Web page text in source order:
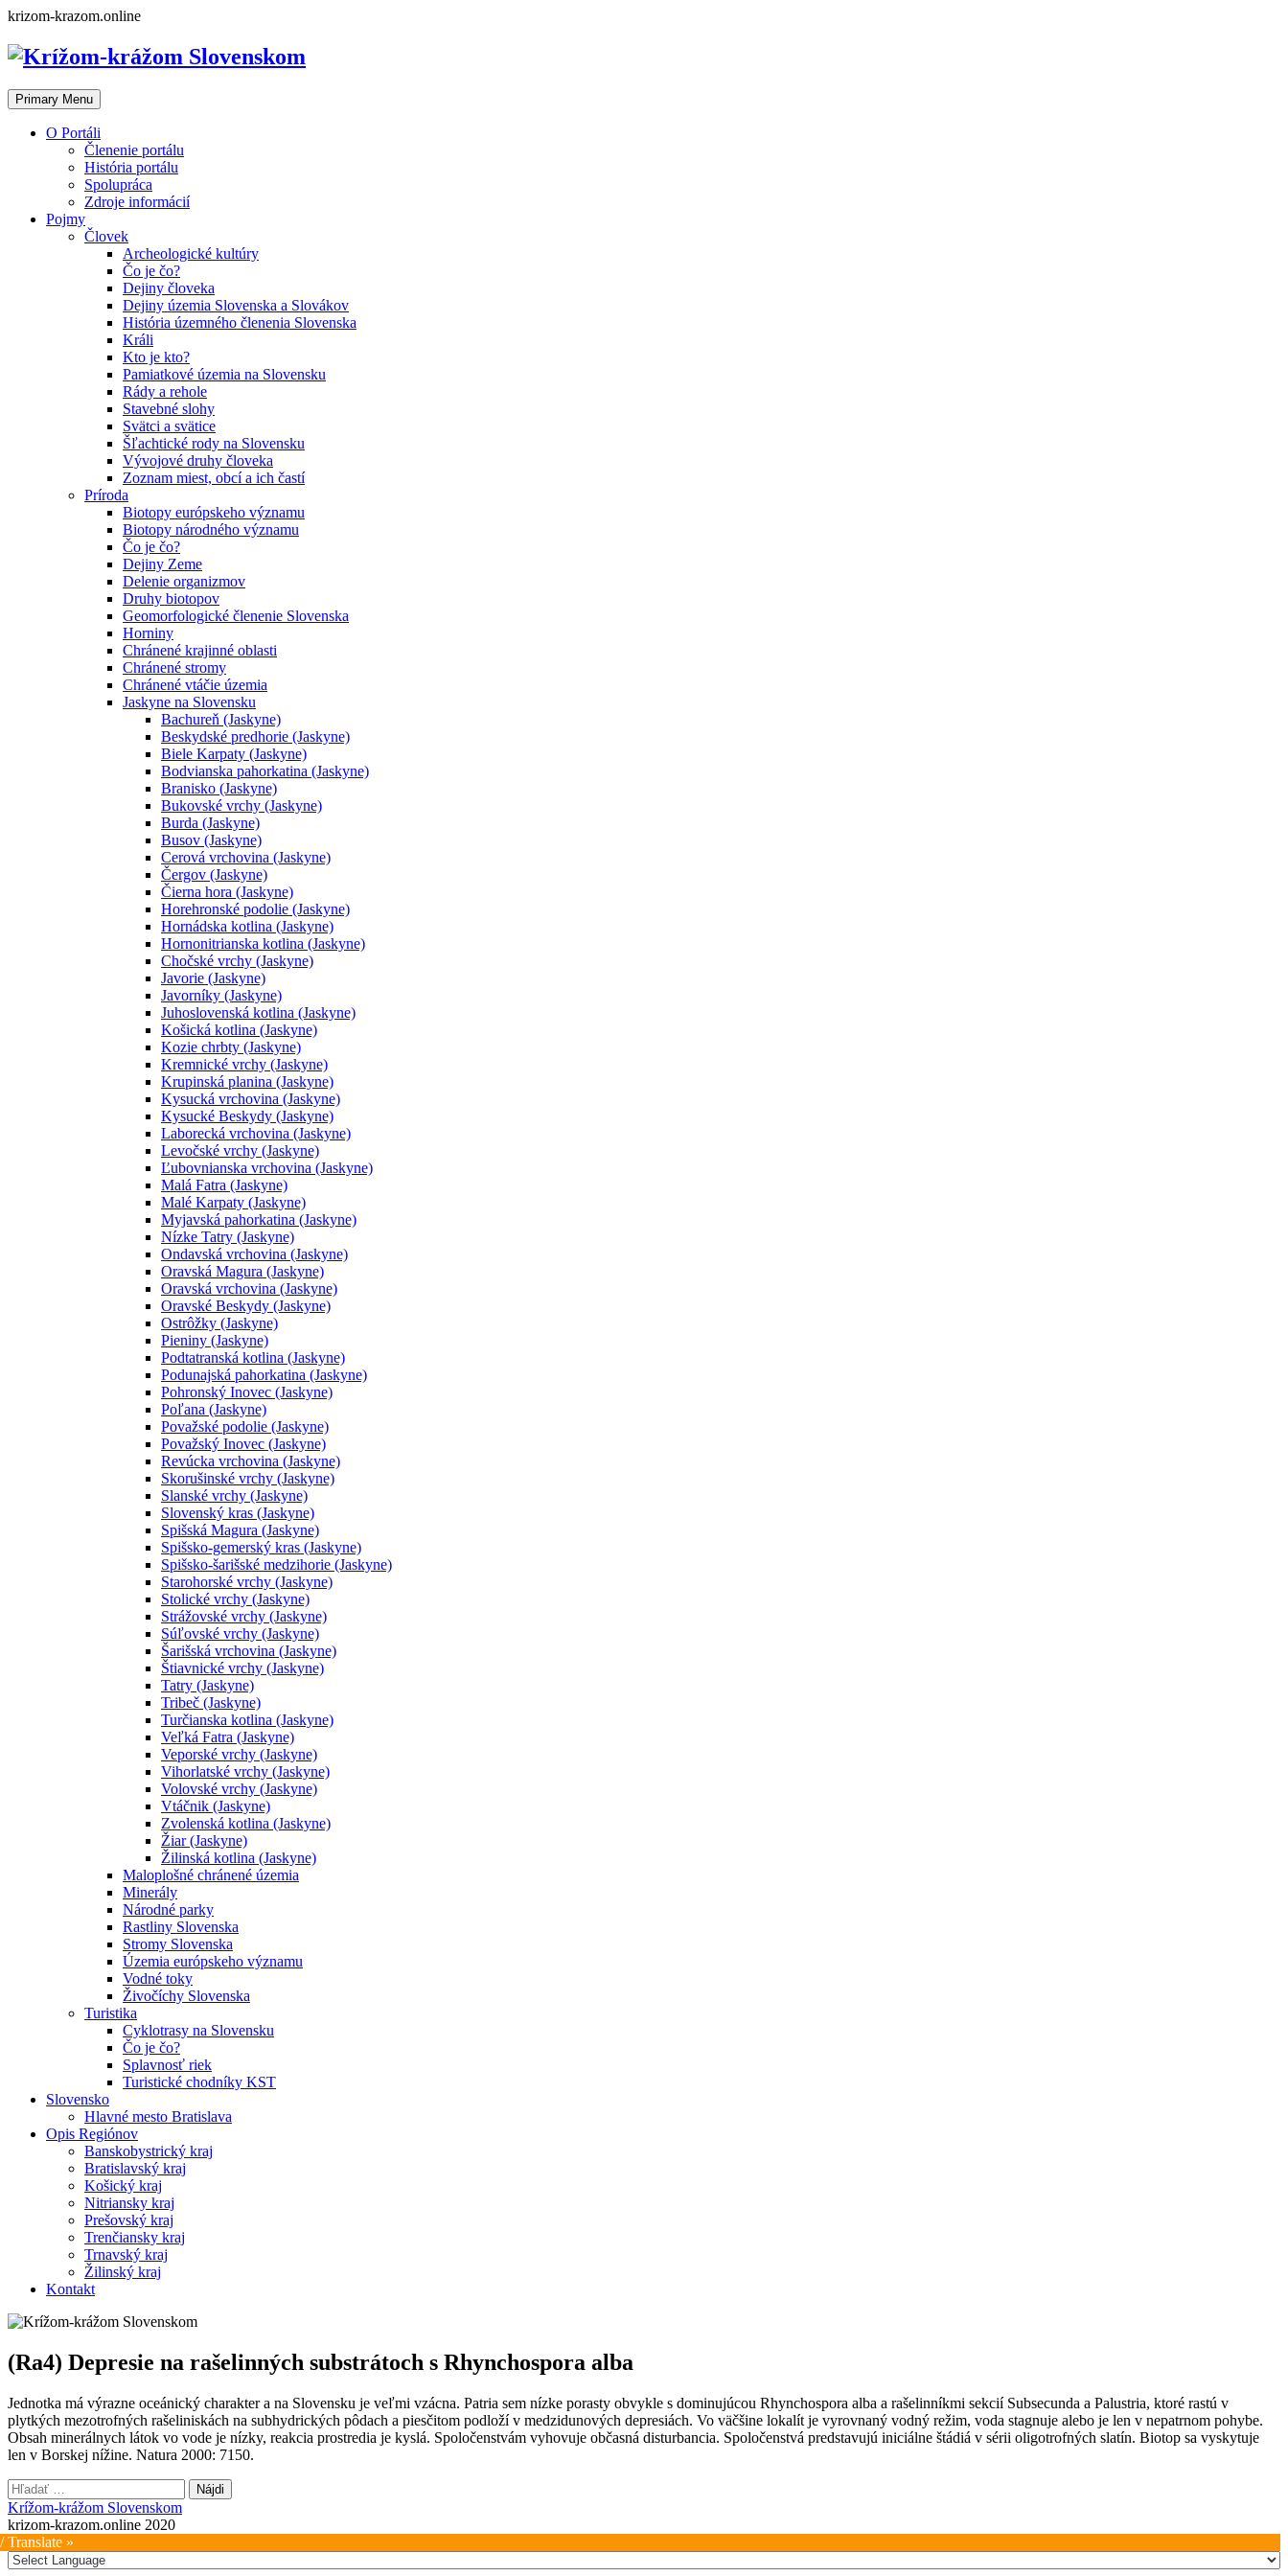
Skip
content
krizom-krazom.online
Primary Menu
O Portáli
Členenie portálu
História portálu
Spolupráca
Zdroje informácií
Pojmy
Človek
Archeologické kultúry
Čo je čo?
Dejiny človeka
Dejiny územia Slovenska a Slovákov
História územného členenia Slovenska
Králi
Kto je kto?
Pamiatkové územia na Slovensku
Rády a rehole
Stavebné slohy
Svätci a svätice
Šľachtické rody na Slovensku
Vývojové druhy človeka
Zoznam miest, obcí a ich častí
Príroda
Biotopy európskeho významu
Biotopy národného významu
Čo je čo?
Dejiny Zeme
Delenie organizmov
Druhy biotopov
Geomorfologické členenie Slovenska
Horniny
Chránené krajinné oblasti
Chránené stromy
Chránené vtáčie územia
Jaskyne na Slovensku
Bachureň (Jaskyne)
Beskydské predhorie (Jaskyne)
Biele Karpaty (Jaskyne)
Bodvianska pahorkatina (Jaskyne)
Branisko (Jaskyne)
Bukovské vrchy (Jaskyne)
Burda (Jaskyne)
Busov (Jaskyne)
Cerová vrchovina (Jaskyne)
Čergov (Jaskyne)
Čierna hora (Jaskyne)
Horehronské podolie (Jaskyne)
Hornádska kotlina (Jaskyne)
Hornonitrianska kotlina (Jaskyne)
Chočské vrchy (Jaskyne)
Javorie (Jaskyne)
Javorníky (Jaskyne)
Juhoslovenská kotlina (Jaskyne)
Košická kotlina (Jaskyne)
Kozie chrbty (Jaskyne)
Kremnické vrchy (Jaskyne)
Krupinská planina (Jaskyne)
Kysucká vrchovina (Jaskyne)
Kysucké Beskydy (Jaskyne)
Laborecká vrchovina (Jaskyne)
Levočské vrchy (Jaskyne)
Ľubovnianska vrchovina (Jaskyne)
Malá Fatra (Jaskyne)
Malé Karpaty (Jaskyne)
Myjavská pahorkatina (Jaskyne)
Nízke Tatry (Jaskyne)
Ondavská vrchovina (Jaskyne)
Oravská Magura (Jaskyne)
Oravská vrchovina (Jaskyne)
Oravské Beskydy (Jaskyne)
Ostrôžky (Jaskyne)
Pieniny (Jaskyne)
Podtatranská kotlina (Jaskyne)
Podunajská pahorkatina (Jaskyne)
Pohronský Inovec (Jaskyne)
Poľana (Jaskyne)
Považské podolie (Jaskyne)
Považský Inovec (Jaskyne)
Revúcka vrchovina (Jaskyne)
Skorušinské vrchy (Jaskyne)
Slanské vrchy (Jaskyne)
Slovenský kras (Jaskyne)
Spišská Magura (Jaskyne)
Spišsko-gemerský kras (Jaskyne)
Spišsko-šarišské medzihorie (Jaskyne)
Starohorské vrchy (Jaskyne)
Stolické vrchy (Jaskyne)
Strážovské vrchy (Jaskyne)
Súľovské vrchy (Jaskyne)
Šarišská vrchovina (Jaskyne)
Štiavnické vrchy (Jaskyne)
Tatry (Jaskyne)
Tribeč (Jaskyne)
Turčianska kotlina (Jaskyne)
Veľká Fatra (Jaskyne)
Veporské vrchy (Jaskyne)
Vihorlatské vrchy (Jaskyne)
Volovské vrchy (Jaskyne)
Vtáčnik (Jaskyne)
Zvolenská kotlina (Jaskyne)
Žiar (Jaskyne)
Žilinská kotlina (Jaskyne)
Maloplošné chránené územia
Minerály
Národné parky
Rastliny Slovenska
Stromy Slovenska
Územia európskeho významu
Vodné toky
Živočíchy Slovenska
Turistika
Cyklotrasy na Slovensku
Čo je čo?
Splavnosť riek
Turistické chodníky KST
Slovensko
Hlavné mesto Bratislava
Opis Regiónov
Banskobystrický kraj
Bratislavský kraj
Košický kraj
Nitriansky kraj
Prešovský kraj
Trenčiansky kraj
Trnavský kraj
Žilinský kraj
Kontakt
(Ra4) Depresie na rašelinných substrátoch s Rhynchospora alba
Jednotka má výrazne oceánický charakter a na Slovensku je veľmi vzácna. Patria sem nízke porasty obvykle s dominujúcou Rhynchospora alba a rašelinníkmi sekcií Subsecunda a Palustria, ktoré rastú v
plytkých mezotrofných rašeliniskách na subhydrických pôdach a piesčitom podloží v medzidunových depresiách. Vo väčšine lokalít je vyrovnaný vodný režim, voda stagnuje alebo je len v nepatrnom pohybe.
Obsah minerálnych látok vo vode je nízky, reakcia prostredia je kyslá. Spoločenstvám vyhovuje občasná disturbancia. Spoločenstvá predstavujú iniciálne štádiá v sérii oligotrofných slatín. Biotop sa vyskytuje
len v Borskej nížine. Natura 2000: 7150.
Hľadať:
Krížom-krážom Slovenskom
krizom-krazom.online 2020
Translate »